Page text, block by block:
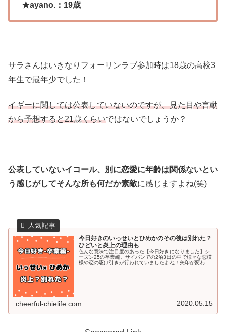
★ayano.：19歳
サラさんはいきなりフォーリンラブ参加時は18歳の高校3
年生で最年少でした！
イギーに関しては公表していないのですが、見た目や言動
から予想すると21歳くらいではないでしょうか？
公表していないイコール、別に恋愛に年齢は関係ないとい
う感じがしてそんな所も何だか素敵に感じますよね(笑)
今日好きのいっせいとひめかのその後は別れた？
ひどいと炎上の理由も
色んな意味で注目度のあった【今日好きになりました】シ
ーズン25の卒業編。サイパンでの2泊3日の中で様々な恋模
様や恋の駆け引きが行われていましたよね！矢印が変わっ
cheerful-chielife.com 2020.05.15